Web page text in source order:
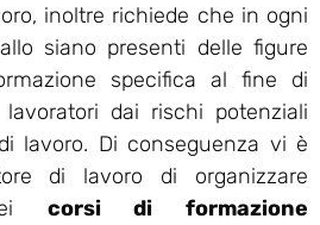
inoltre richiede che in ogni
siano presenti delle figure
specifica al fine di
dai rischi potenziali
lavoro. Di conseguenza vi è
di lavoro di organizzare
corsi di formazione